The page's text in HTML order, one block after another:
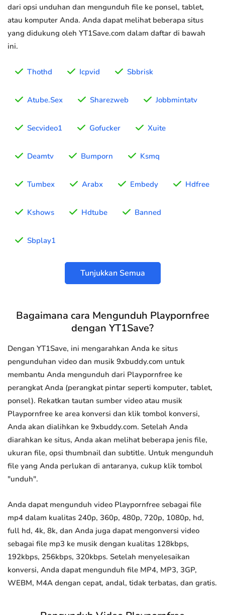
dari opsi unduhan dan mengunduh file ke ponsel, tablet,
atau komputer Anda. Anda dapat melihat beberapa situs
yang didukung oleh YT1Save.com dalam daftar di bawah
ini.
Thothd Icpvid Sbbrisk
Atube.Sex Sharezweb Jobbmintatv
Secvideo1 Gofucker Xuite
Deamtv Bumporn Ksmq
Tumbex Arabx Embedy Hdfree
Kshows Hdtube Banned
Sbplay1
Tunjukkan Semua
Bagaimana cara Mengunduh Playpornfree
dengan YT1Save?
Dengan YT1Save, ini mengarahkan Anda ke situs
pengunduhan video dan musik 9xbuddy.com untuk
membantu Anda mengunduh dari Playpornfree ke
perangkat Anda (perangkat pintar seperti komputer, tablet,
ponsel). Rekatkan tautan sumber video atau musik
Playpornfree ke area konversi dan klik tombol konversi,
Anda akan dialihkan ke 9xbuddy.com. Setelah Anda
diarahkan ke situs, Anda akan melihat beberapa jenis file,
ukuran file, opsi thumbnail dan subtitle. Untuk mengunduh
file yang Anda perlukan di antaranya, cukup klik tombol
"unduh".
Anda dapat mengunduh video Playpornfree sebagai file
mp4 dalam kualitas 240p, 360p, 480p, 720p, 1080p, hd,
full hd, 4k, 8k, dan Anda juga dapat mengonversi video
sebagai file mp3 ke musik dengan kualitas 128kbps,
192kbps, 256kbps, 320kbps. Setelah menyelesaikan
konversi, Anda dapat mengunduh file MP4, MP3, 3GP,
WEBM, M4A dengan cepat, andal, tidak terbatas, dan gratis.